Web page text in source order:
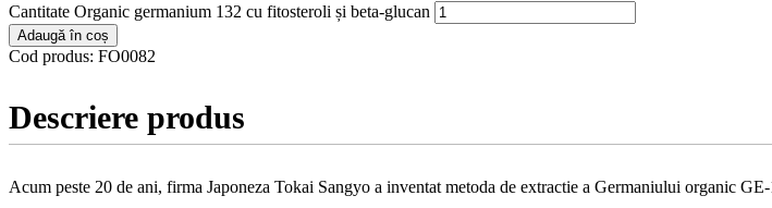
Cantitate Organic germanium 132 cu fitosteroli și beta-glucan
Adaugă în coș
Cod produs: FO0082
Descriere produs
Acum peste 20 de ani, firma Japoneza Tokai Sangyo a inventat metoda de extractie a Germaniului organic